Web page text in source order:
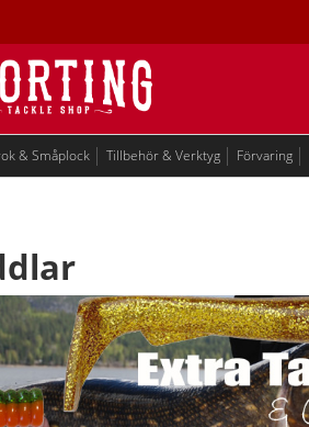
& Småplock Tillbehör & Verktyg Förvaring